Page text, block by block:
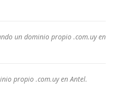
un dominio propio .com.uy en
propio .com.uy en Antel.